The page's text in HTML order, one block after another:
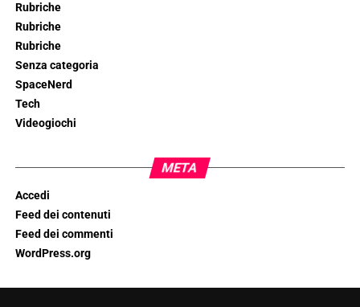
Rubriche
Rubriche
Rubriche
Senza categoria
SpaceNerd
Tech
Videogiochi
META
Accedi
Feed dei contenuti
Feed dei commenti
WordPress.org